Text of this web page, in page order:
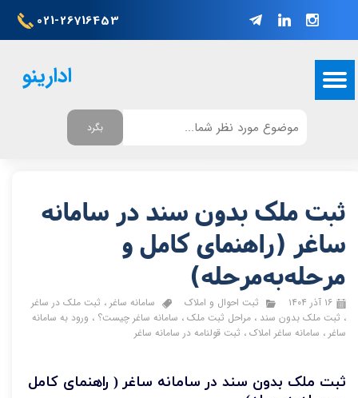
021-26716453
ادارینو
بگرد
ثبت ملک بدون سند در سامانه
ساغر (راهنمای کامل و
مرحله‌به‌مرحله)
۱۶ آذر ۱۴۰۴ ثبت احوال و املاک سامانه ساغر ، ثبت ملک در ساغر
، ثبت ملک بدون سند ، مراحل ثبت ملک ، سامانه ساغر چیست؟ ، ورود به سامانه
ساغر ، سامانه ساغر املاک ، ثبت قولنامه در سامانه ساغر
ثبت ملک بدون سند در سامانه ساغر ( راهنمای کامل